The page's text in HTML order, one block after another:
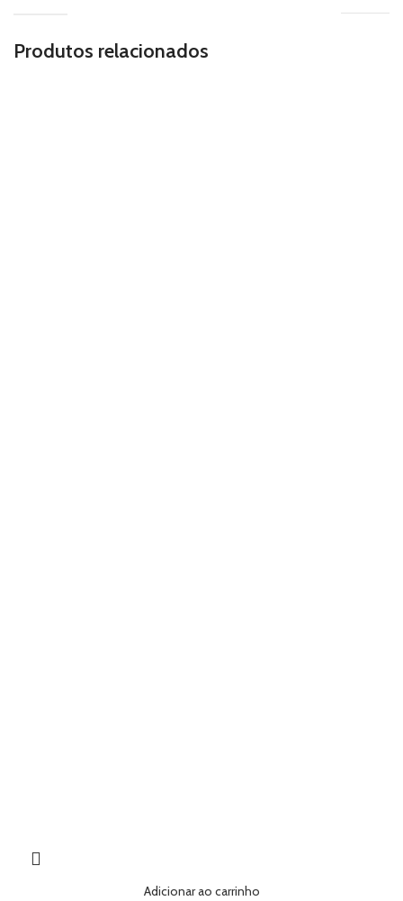
Produtos relacionados
Adicionar ao carrinho